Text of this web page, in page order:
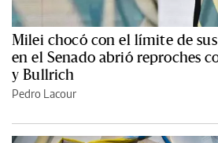
Milei chocó con el límite de
en el Senado abrió reproches
y Bullrich
Pedro Lacour